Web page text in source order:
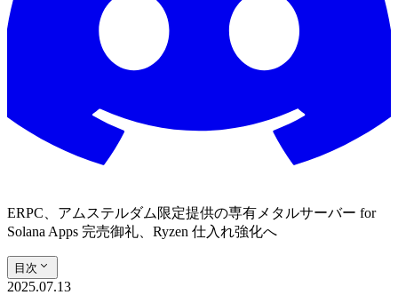
ERPC、アムステルダム限定提供の専有メタルサーバー for
Solana Apps 完売御礼、Ryzen 仕入れ強化へ
目次
2025.07.13